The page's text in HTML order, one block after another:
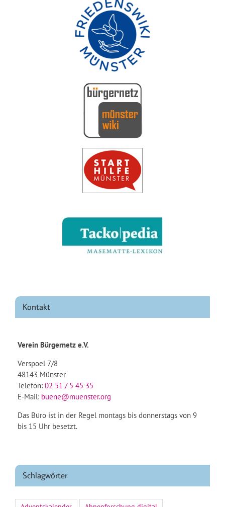
Kontakt
Verein Bürgernetz e.V.
Verspoel 7/8
48143 Münster
Telefon: 02 51 / 5 45 35
E-Mail: buene@muenster.org
Das Büro ist in der Regel montags bis donnerstags von 9
bis 15 Uhr besetzt.
Schlagwörter